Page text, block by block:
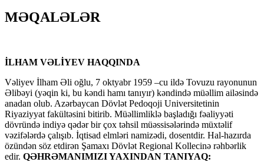
MƏQALƏLƏR
İLHAM VƏLİYEV HAQQINDA
Vəliyev İlham Əli oğlu, 7 oktyabr 1959 –cu ildə Tovuzu rayonunun
Əlibəyi (yəqin ki, bu kəndi hamı tanıyır) kəndində müəllim ailəsində
anadan olub. Azərbaycan Dövlət Pedoqoji Universitetinin
Riyaziyyat fakültəsini bitirib. Müəllimliklə başladığı fəaliyyəti
dövründə indiyə qədər bir çox təhsil müəssisələrində müxtəlif
vəzifələrdə çalışıb. İqtisad elmləri namizədi, dosentdir. Hal-hazırda
özündən söz etdirən Şamaxı Dövlət Regional Kollecinə rəhbərlik
edir. QƏHRƏMANIMIZI YAXINDAN TANIYAQ: